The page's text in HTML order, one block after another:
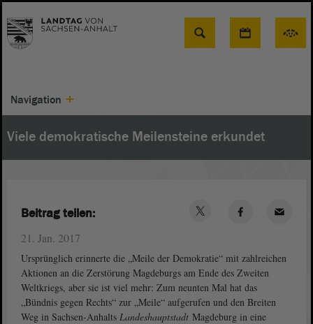
Suche
Navigation
Viele demokratische Meilensteine erkundet
21. Jan. 2017
Ursprünglich erinnerte die „Meile der Demokratie“ mit zahlreichen
Aktionen an die Zerstörung Magdeburgs am Ende des Zweiten
Weltkriegs, aber sie ist viel mehr: Zum neunten Mal hat das
„Bündnis gegen Rechts“ zur „Meile“ aufgerufen und den Breiten
Weg in Sachsen-Anhalts Landeshauptstadt Magdeburg in eine
Beitrag teilen: